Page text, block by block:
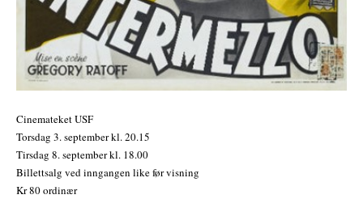
Cinemateket USF
Torsdag 3. september kl. 20.15
Tirsdag 8. september kl. 18.00
Billettsalg ved inngangen like før visning
Kr 80 ordinær